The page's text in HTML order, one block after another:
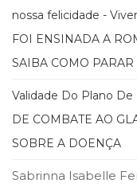
nossa felicidade -
FOI ENSINADA A
SAIBA COMO PARAR
Validade Do Plano
DE COMBATE AO
SOBRE A DOENÇA
Sabrinna Isabelle